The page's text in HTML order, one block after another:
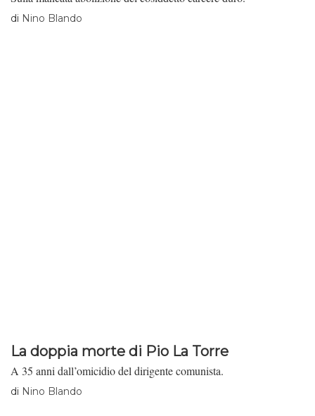
di Nino Blando
La doppia morte di Pio La Torre
A 35 anni dall’omicidio del dirigente comunista.
di Nino Blando